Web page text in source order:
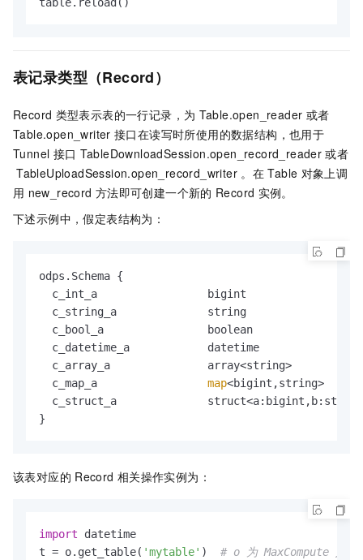
table.reload()
表记录类型（Record）
Record 类型表示表的一行记录，为 Table.open_reader 或者
Table.open_writer 接口在读写时所使用的数据结构，也用于
Tunnel 接口 TableDownloadSession.open_record_reader 或者
TableUploadSession.open_record_writer 。在 Table 对象上调
用 new_record 方法即可创建一个新的 Record 实例。
下述示例中，假定表结构为：
odps.Schema {
  c_int_a                 bigint
  c_string_a              string
  c_bool_a                boolean
  c_datetime_a            datetime
  c_array_a               array<string>
  c_map_a
map<bigint,string>
c_struct_a
}
该表对应的 Record 相关操作实例为：
import datetime
t = o.get_table( 'mytable' ) # o 为 MaxCompute 入口